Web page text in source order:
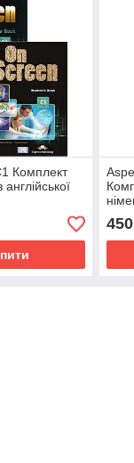
Комплект
англійської
450